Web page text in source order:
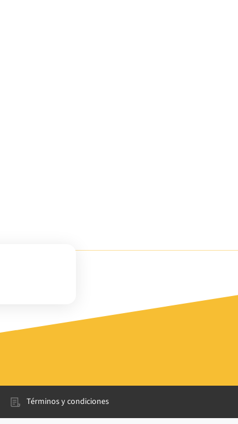
Términos y condiciones